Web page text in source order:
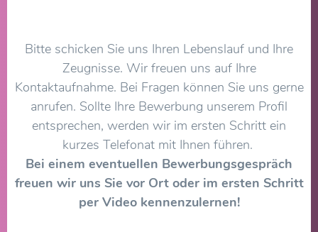
Bitte schicken Sie uns Ihren Lebenslauf und Ihre
Zeugnisse. Wir freuen uns auf Ihre
Kontaktaufnahme. Bei Fragen können Sie uns gerne
anrufen. Sollte Ihre Bewerbung unserem Profil
entsprechen, werden wir im ersten Schritt ein
kurzes Telefonat mit Ihnen führen.
Bei einem eventuellen Bewerbungsgespräch
freuen wir uns Sie vor Ort oder im ersten Schritt
per Video kennenzulernen!